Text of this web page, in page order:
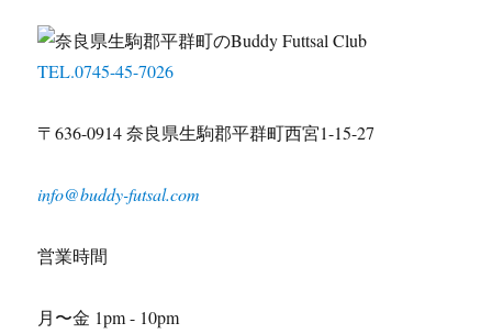
TEL.0745-45-7026
〒636-0914 奈良県生駒郡平群町西宮1-15-27
info@buddy-futsal.com
営業時間
月〜金 1pm - 10pm